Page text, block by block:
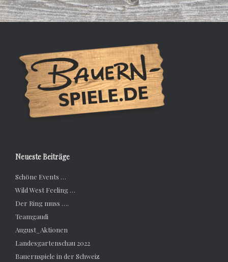
Neueste Beiträge
Schöne Events …
Wild West Feeling …
Der Ring muss ….
Teamgaudi
August_Aktionen
Landesgartenschau 2022
Bauernspiele in der Schweiz